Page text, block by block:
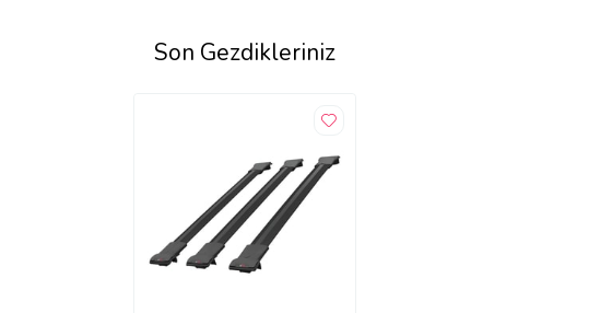
Son Gezdikleriniz